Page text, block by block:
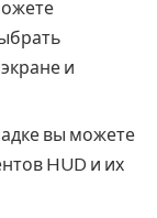
и
вы можете
HUD и их